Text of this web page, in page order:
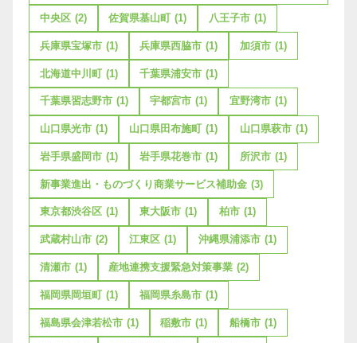
中央区 (2) 佐賀県基山町 (1) 八王子市 (1)
兵庫県宝塚市 (1) 兵庫県西脇市 (1) 加須市 (1)
北海道中川町 (1) 千葉県浦安市 (1)
千葉県習志野市 (1) 宇都宮市 (1) 宜野湾市 (1)
山口県光市 (1) 山口県田布施町 (1) 山口県萩市 (1)
岩手県盛岡市 (1) 岩手県花巻市 (1) 所沢市 (1)
新事業進出・ものづくり商業サービス補助金 (3)
東京都渋谷区 (1) 東大阪市 (1) 柏市 (1)
武蔵村山市 (2) 江東区 (1) 沖縄県浦添市 (1)
清瀬市 (1) 産地連携支援緊急対策事業 (2)
福岡県岡垣町 (1) 福岡県糸島市 (1)
福島県会津若松市 (1) 稲敷市 (1) 船橋市 (1)